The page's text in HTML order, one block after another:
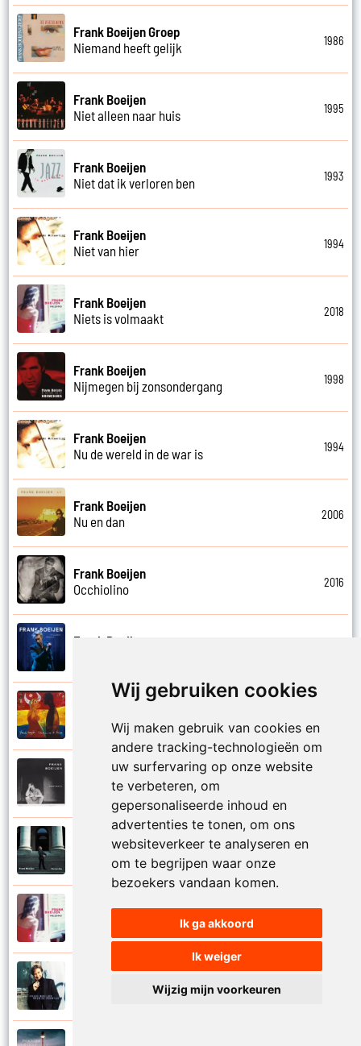
Wij gebruiken cookies
Wij maken gebruik van cookies en
andere tracking-technologieën om
uw surfervaring op onze website
te verbeteren, om
gepersonaliseerde inhoud en
advertenties te tonen, om ons
websiteverkeer te analyseren en
om te begrijpen waar onze
bezoekers vandaan komen.
Ik ga akkoord
Ik weiger
Wijzig mijn voorkeuren
Frank Boeijen Groep
Niemand heeft gelijk
1986
Frank Boeijen
Niet alleen naar huis
1995
Frank Boeijen
Niet dat ik verloren ben
1993
Frank Boeijen
Niet van hier
1994
Frank Boeijen
Niets is volmaakt
2018
Frank Boeijen
Nijmegen bij zonsondergang
1998
Frank Boeijen
Nu de wereld in de war is
1994
Frank Boeijen
Nu en dan
2006
Frank Boeijen
Occhiolino
2016
Frank Boeijen
Onder ons
Frank Boeijen
Onschuld
Frank Boeijen
Op een dag
Frank Boeijen
Open de poorten